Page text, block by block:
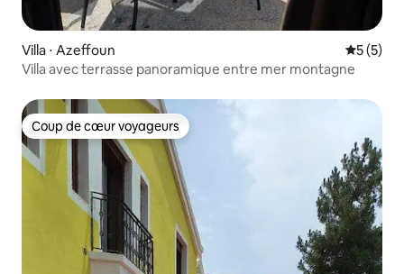
Villa ⋅ Azeffoun
5 (5)
Villa avec terrasse panoramique entre mer montagne
Coup de cœur voyageurs
Coup de cœur voyageurs